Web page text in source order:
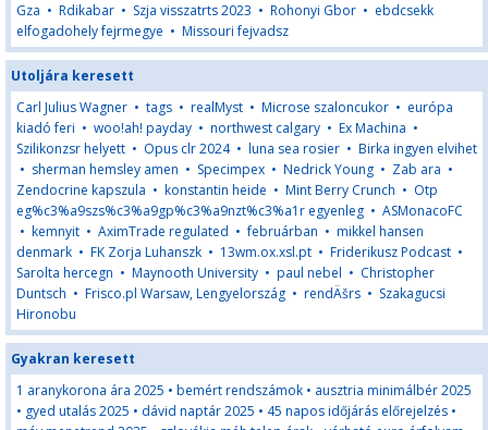
Gza • Rdikabar • Szja visszatrts 2023 • Rohonyi Gbor • ebdcsekk
elfogadohely fejrmegye • Missouri fejvadsz
Utoljára keresett
Carl Julius Wagner • tags • realMyst • Microse szaloncukor • európa
kiadó feri • woo!ah! payday • northwest calgary • Ex Machina •
Szilikonzsr helyett • Opus clr 2024• luna sea rosier • Birka ingyen elvihet
• sherman hemsley amen • Specimpex • Nedrick Young • Zab ara •
Zendocrine kapszula • konstantin heide • Mint Berry Crunch • Otp
eg%c3%a9szs%c3%a9gp%c3%a9nzt%c3%a1r egyenleg • ASMonacoFC
• kemnyit • AximTrade regulated •februárban • mikkel hansen
denmark • FK Zorja Luhanszk • 13wm.ox.xsl.pt • Friderikusz Podcast •
Sarolta hercegn • Maynooth University • paul nebel • Christopher
Duntsch • Frisco.pl Warsaw, Lengyelország • rendÄšrs • Szakagucsi
Hironobu
Gyakran keresett
1 aranykorona ára 2025 • bemért rendszámok • ausztria minimálbér 2025
• gyed utalás 2025 • dávid naptár 2025 • 45 napos időjárás előrejelzés •